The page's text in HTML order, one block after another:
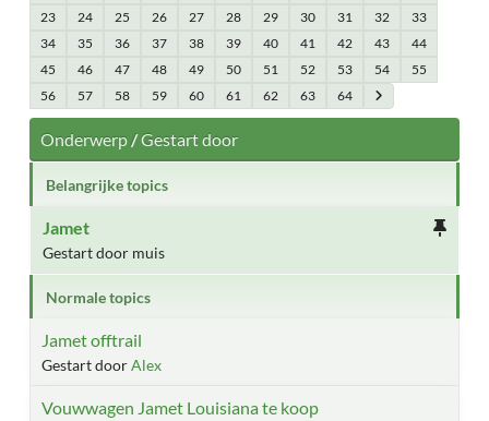
23
24 25 26 27 28 29 30 31 32
33
34
35 36 37 38 39 40 41 42 43
44
45
46 47 48 49 50 51 52 53 54
55
56
57 58 59 60 61 62 63 64
Onderwerp/Gestart door
Belangrijke topics
Jamet
Gestart door muis
Normale topics
Jamet offtrail
Gestart doorAlex
Vouwwagen Jamet Louisiana te koop